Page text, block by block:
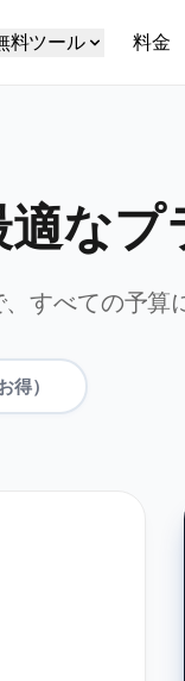
料ツール 料金
なプ
すべての予算
得）